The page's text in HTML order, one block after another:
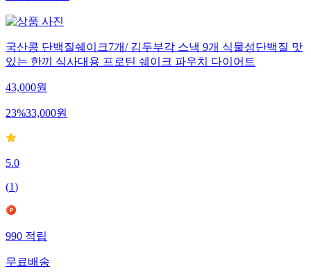
국산콩 단백질쉐이크7개/ 김두부각 스낵 9개 식물성단백질 맛
있는 한끼 식사대용 프로틴 쉐이크 파우치 다이어트
43,000원
23%33,000원
5.0
(1)
990적립
무료배송